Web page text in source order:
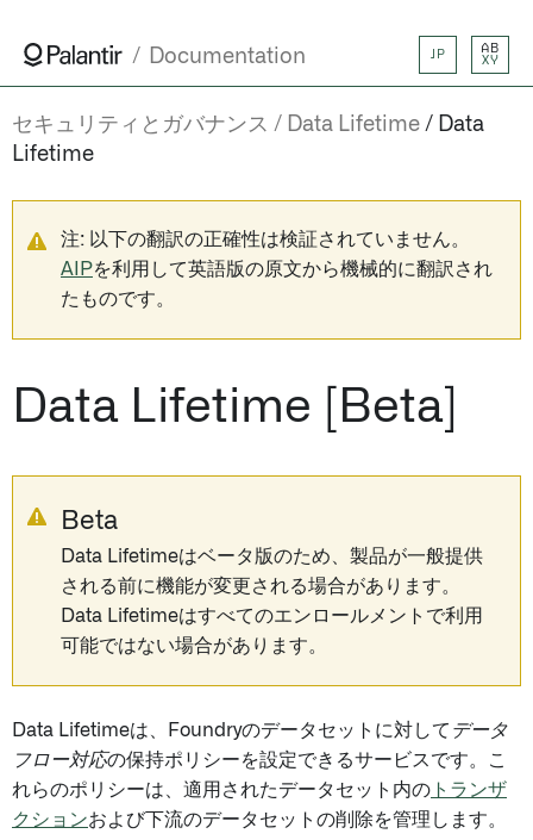
Documentation JP
AB
XY
セキュリティとガバナンス Data Lifetime
Data
Lifetime
注: 以下の翻訳の正確性は検証されていません。
AIPを利用して英語版の原文から機械的に翻訳され
たものです。
Data Lifetime [Beta]
Beta
Data Lifetimeはベータ版のため、製品が一般提供
される前に機能が変更される場合があります。
Data Lifetimeはすべてのエンロールメントで利用
可能ではない場合があります。
Data Lifetimeは、Foundryのデータセットに対して データ
フロー対応の保持ポリシーを設定できるサービスです。こ
れらのポリシーは、適用されたデータセット内の トランザ
クションおよび下流のデータセットの削除を管理します。